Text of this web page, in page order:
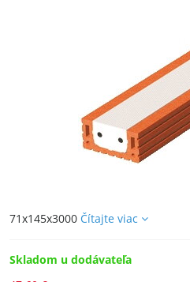
71x145x3000 Čítajte viac
Skladom u dodávateľa